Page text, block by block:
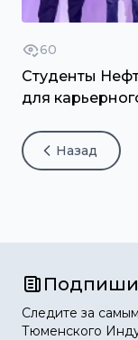
60
Студенты
для
Назад
Следите за
Тюменского